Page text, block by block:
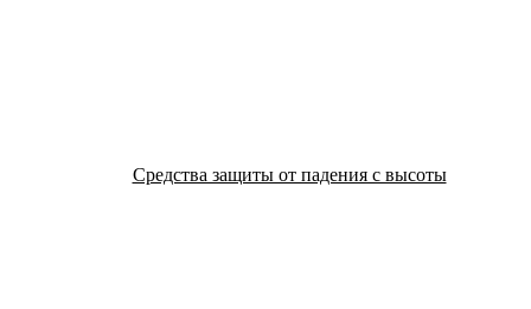
Средства защиты от падения с высоты